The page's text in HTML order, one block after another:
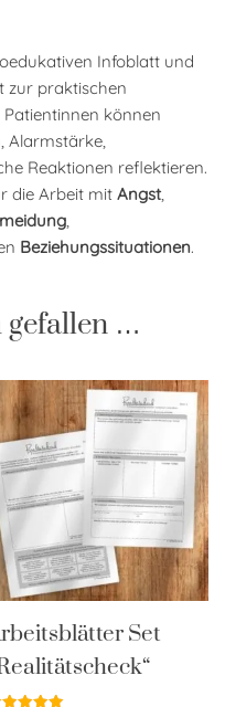
Infoblatt und
zur praktischen
können
Alarmstärke,
Reaktionen reflektieren.
die Arbeit mit Angst,
Beziehungssituationen.
gefallen …
Set